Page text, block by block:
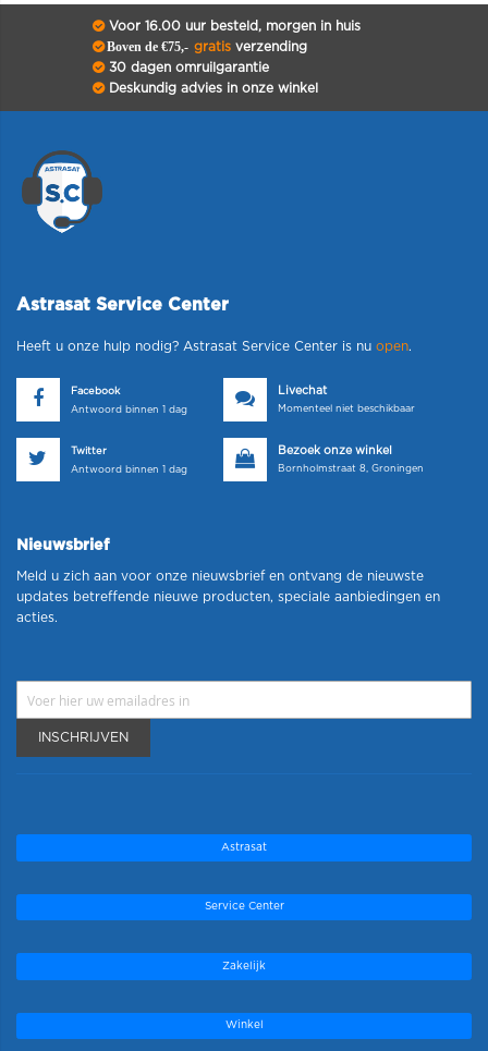
Voor 16.00 uur besteld, morgen in huis
Boven de €75,- gratisverzending
30 dagen omruilgarantie
Deskundig advies in onze winkel
Astrasat Service Center
Heeft u onze hulp nodig? Astrasat Service Center is nu open.
Facebook
Antwoord binnen 1 dag
Livechat
Momenteel niet beschikbaar
Twitter
Antwoord binnen 1 dag
Bezoek onze winkel
Bornholmstraat 8, Groningen
Nieuwsbrief
Meld u zich aan voor onze nieuwsbrief en ontvang de nieuwste
updates betreffende nieuwe producten, speciale aanbiedingen en
acties.
INSCHRIJVEN
Astrasat
Service Center
Zakelijk
Winkel